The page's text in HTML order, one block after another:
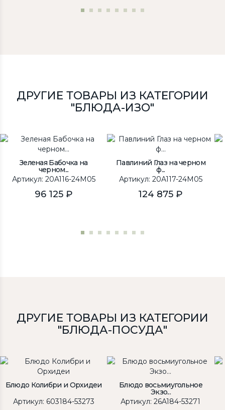
ДРУГИЕ ТОВАРЫ ИЗ КАТЕГОРИИ
"БЛЮДА-ИЗО"
Зеленая Бабочка на
черном...
Артикул: 20A116-24M05
96 125 ₽
Павлиний Глаз на черном
ф...
Артикул: 20A117-24M05
124 875 ₽
ДРУГИЕ ТОВАРЫ ИЗ КАТЕГОРИИ
"БЛЮДА-ПОСУДА"
Блюдо Колибри и Орхидеи
Артикул: 603184-53273
Блюдо восьмиугольное
Экзо...
Артикул: 26A184-53271